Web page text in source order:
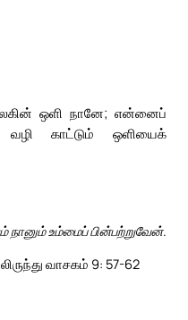
ஒளி நானே; என்னைப்
வழி காட்டும் ஒளியைக்
நானும் உம்மைப் பின்பற்றுவேன்.
வாசகம் 9: 57-62